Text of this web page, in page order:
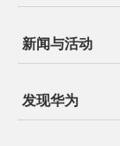
新闻与活动
发现华为